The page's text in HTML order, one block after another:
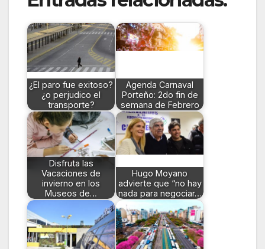
¿El paro fue exitoso?
¿o perjudico el
transporte?
Agenda Carnaval
Porteño: 2do fin de
semana de Febrero
Disfruta las
Vacaciones de
invierno en los
Museos de…
Hugo Moyano
advierte que “no hay
nada para negociar…